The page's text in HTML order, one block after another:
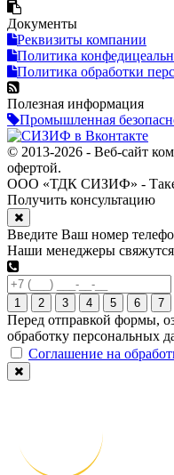
Документы
Реквизиты компании
Политика
Политика обработки
Полезная информация
Промышленная
© 2013-2026 - Веб-сайт
офертой.
ООО «ТДК СИЗИФ» -
Получить консультацию
Введите Ваш номер
Наши менеджеры
1 2 3 4 5 6 7
Перед отправкой формы,
обработку персональных
Соглашение на